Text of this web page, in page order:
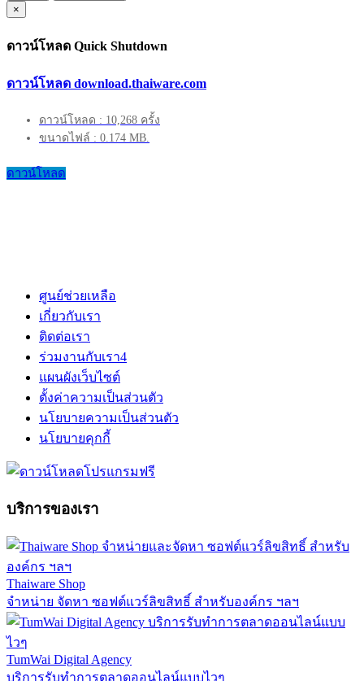
×
ดาวน์โหลด Quick Shutdown
ดาวน์โหลด download.thaiware.com
ดาวน์โหลด : 10,268 ครั้ง
ขนาดไฟล์ : 0.174 MB.
ดาวน์โหลด
ศูนย์ช่วยเหลือ
เกี่ยวกับเรา
ติดต่อเรา
ร่วมงานกับเรา4
แผนผังเว็บไซต์
ตั้งค่าความเป็นส่วนตัว
นโยบายความเป็นส่วนตัว
นโยบายคุกกี้
บริการของเรา
Thaiware Shop
จำหน่าย จัดหา ซอฟต์แวร์ลิขสิทธิ์ สำหรับองค์กร ฯลฯ
TumWai Digital Agency
บริการรับทำการตลาดออนไลน์แบบไวๆ